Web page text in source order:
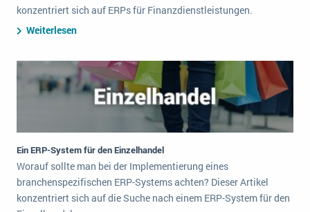
konzentriert sich auf ERPs für Finanzdienstleistungen.
Weiterlesen
Ein ERP-System für den Einzelhandel
Worauf sollte man bei der Implementierung eines
branchenspezifischen ERP-Systems achten? Dieser Artikel
konzentriert sich auf die Suche nach einem ERP-System für den